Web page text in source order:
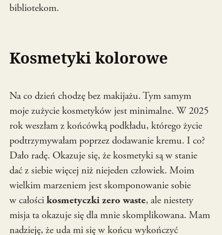
bibliotekom.
Kosmetyki kolorowe
Na co dzień chodzę bez makijażu. Tym samym
moje zużycie kosmetyków jest minimalne. W 2025
rok weszłam z końcówką podkładu, którego życie
podtrzymywałam poprzez dodawanie kremu. I co?
Dało radę. Okazuje się, że kosmetyki są w stanie
dać z siebie więcej niż niejeden człowiek. Moim
wielkim marzeniem jest skomponowanie sobie
w całościkosmetyczki zero waste, ale niestety
misja ta okazuje się dla mnie skomplikowana. Mam
nadzieję, że uda mi się w końcu wykończyć